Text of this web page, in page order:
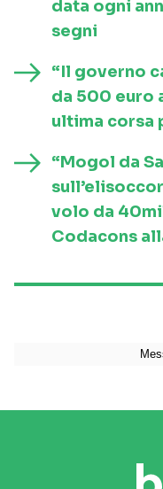
data ogni
segni
“Il governo
da 500 euro
ultima corsa
“Mogol da
volo da
Codacons